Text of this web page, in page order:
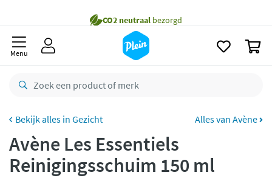
besteld,
Gratisretourneren
Betaal met Klarna
Menu
Gezicht Alles van Avène
Avène Les Essentiels
Reinigingsschuim 150 ml